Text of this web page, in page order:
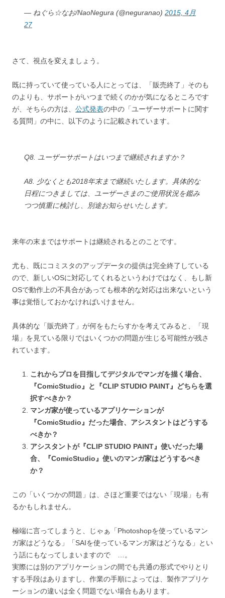
— ねぐら☆なお/NaoNegura (@neguranao) 2015, 4月
27
さて、視点を変えましょう。
既に持っていて使っている人にとっては、「販売終了」そのも
のよりも、サポートがいつまで続くのかが気になるところです
が、そちらの方は、 公式発表の中の「ユーザーサポートに関す
る質問」の中に、以下のように記載されています。
Q8. ユーザーサポートはいつまで継続されますか？
A8. 少なくとも2018年末まで継続いたします。具体的な
日程につきましては、ユーザーさまのご使用状況を鑑み
つつ慎重に検討し、別途お知らせいたします。
来年の末まではサポートは継続されるとのことです。
尤も、既にコミスタのアップデータの提供は完全終了している
ので、新しいOSに対応してくれるというわけではなく、もし新
OSで動作上の不具合があっても根本的な対応は出来ないという
事は覚悟しておかなければいけません。
具体的な「販売終了」が何をもたらすかを考えてみると、「現
場」を見ている限りではいくつかの問題が生じる可能性が残さ
れています。
これからプロを目指してデジタルでマンガを描く場合、
『ComicStudio』と『CLIP STUDIO PAINT』どちらを選
択すべきか？
マンガ家が使っているアプリケーションが
『ComicStudio』だった場合、アシスタントはどうする
べきか？
アシスタントが『CLIP STUDIO PAINT』使いだった場
合、『ComicStudio』使いのマンガ家はどうするべき
か？
この「いくつかの問題」は、さほど重要ではない「現場」も有
るかもしれません。
極端に言ってしまうと、じゃぁ「Photoshopを使っているマン
ガ家はどうなる」「SAIを使っているマンガ家はどうなる」とい
う話にもなってしまいますので …。
実際には別のアプリケーションの間でも共通の形式でやりとり
する手段はありますし、作業の手順によっては、製作アプリケ
ーションの違いは全く問題でない場合もあります。